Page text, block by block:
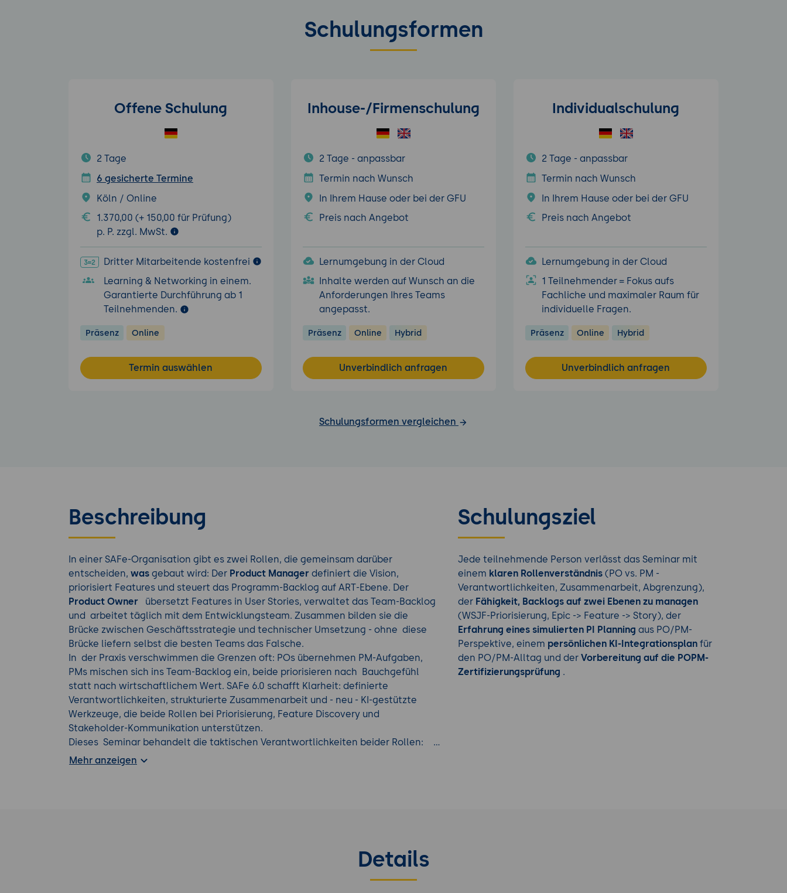
Schulungsformen
Offene Schulung
2 Tage
6 gesicherte Termine
Köln / Online
1.370,00 (+ 150,00 für Prüfung)
p. P. zzgl. MwSt.
Dritter Mitarbeitende kostenfrei
Learning & Networking in einem.
Garantierte Durchführung ab 1
Teilnehmenden.
Präsenz Online
Termin auswählen
Inhouse-/Firmenschulung
2 Tage - anpassbar
Termin nach Wunsch
In Ihrem Hause oder bei der GFU
Preis nach Angebot
Lernumgebung in der Cloud
Inhalte werden auf Wunsch an die
Anforderungen Ihres Teams
angepasst.
Präsenz Online Hybrid
Unverbindlich anfragen
Individualschulung
2 Tage - anpassbar
Termin nach Wunsch
In Ihrem Hause oder bei der GFU
Preis nach Angebot
Lernumgebung in der Cloud
1 Teilnehmender = Fokus aufs
Fachliche und maximaler Raum für
individuelle Fragen.
Präsenz Online Hybrid
Unverbindlich anfragen
Schulungsformen vergleichen
Beschreibung
In einer SAFe-Organisation gibt es zwei Rollen, die gemeinsam darüber
entscheiden, was gebaut wird: Der Product Manager definiert die Vision,
priorisiert Features und steuert das Programm-Backlog auf ART-Ebene. Der
Product Owner übersetzt Features in User Stories, verwaltet das Team-Backlog
und arbeitet täglich mit dem Entwicklungsteam. Zusammen bilden sie die
Brücke zwischen Geschäftsstrategie und technischer Umsetzung - ohne diese
Brücke liefern selbst die besten Teams das Falsche.
In der Praxis verschwimmen die Grenzen oft: POs übernehmen PM-Aufgaben,
PMs mischen sich ins Team-Backlog ein, beide priorisieren nach Bauchgefühl
statt nach wirtschaftlichem Wert. SAFe 6.0 schafft Klarheit: definierte
Verantwortlichkeiten, strukturierte Zusammenarbeit und - neu - KI-gestützte
Werkzeuge, die beide Rollen bei Priorisierung, Feature Discovery und
Stakeholder-Kommunikation unterstützen.
Dieses Seminar behandelt die taktischen Verantwortlichkeiten beider Rollen:
Wie schreibe ich Epics, Features und Stories auf SAFe-Niveau? Wie manage ich
Agile Methoden Weiterbildungaus
Mehr anzeigen
Schulungsziel
Jede teilnehmende Person verlässt das Seminar mit
einem klaren Rollenverständnis(PO vs. PM -
Verantwortlichkeiten, Zusammenarbeit, Abgrenzung),
der Fähigkeit, Backlogs auf zwei Ebenen zu managen
(WSJF-Priorisierung, Epic -> Feature -> Story), der
Erfahrung eines simulierten PI Planning aus PO/PM-
Perspektive, einem persönlichen KI-Integrationsplanfür
den PO/PM-Alltag und der Vorbereitung auf die POPM-
Zertifizierungsprüfung .
Details